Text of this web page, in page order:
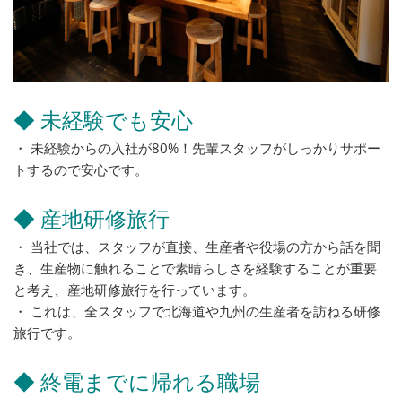
◆ 未経験でも安心
・ 未経験からの入社が80%！先輩スタッフがしっかりサポー
トするので安心です。
◆ 産地研修旅行
・ 当社では、スタッフが直接、生産者や役場の方から話を聞
き、生産物に触れることで素晴らしさを経験することが重要
と考え、産地研修旅行を行っています。
・ これは、全スタッフで北海道や九州の生産者を訪ねる研修
旅行です。
◆ 終電までに帰れる職場